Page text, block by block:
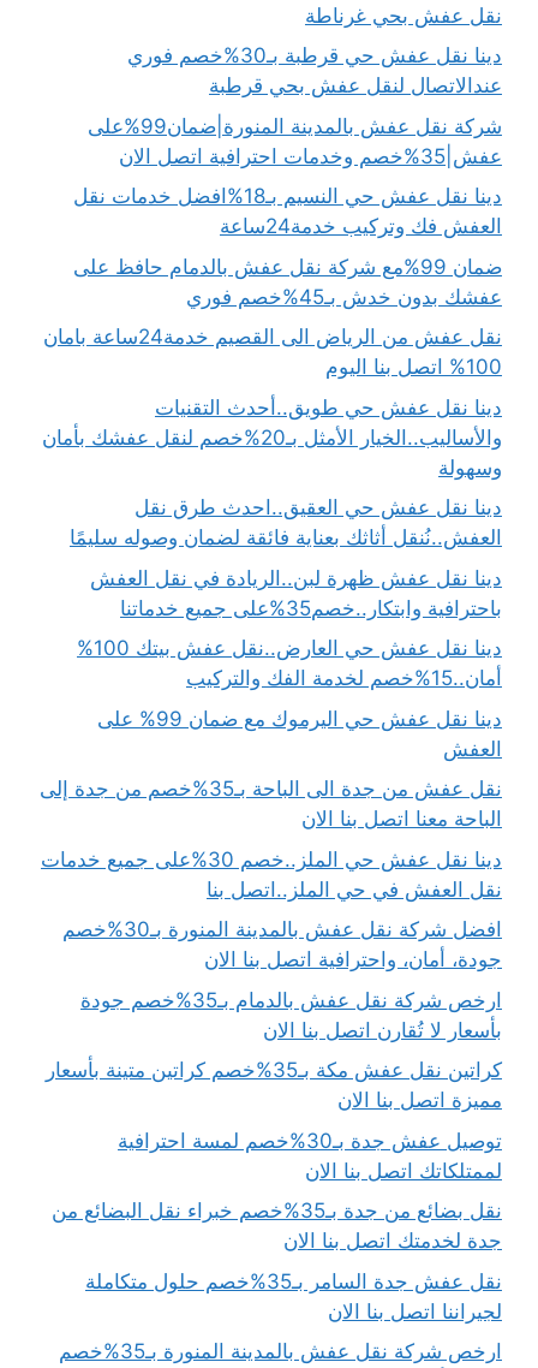
نقل عفش بحي غرناطة
دينا نقل عفش حي قرطبة بـ30%خصم فوري
عندالاتصال لنقل عفش بحي قرطبة
شركة نقل عفش بالمدينة المنورة|ضمان99%على
عفش|35%خصم وخدمات احترافية اتصل الان
دينا نقل عفش حي النسيم بـ18%افضل خدمات نقل
العفش فك وتركيب خدمة24ساعة
ضمان 99%مع شركة نقل عفش بالدمام حافظ على
عفشك بدون خدش بـ45%خصم فوري
نقل عفش من الرياض الى القصيم خدمة24ساعة بامان
100% اتصل بنا اليوم
دينا نقل عفش حي طويق..أحدث التقنيات
والأساليب..الخيار الأمثل بـ20%خصم لنقل عفشك بأمان
وسهولة
دينا نقل عفش حي العقيق..احدث طرق نقل
العفش..نُنقل أثاثك بعناية فائقة لضمان وصوله سليمًا
دينا نقل عفش ظهرة لبن..الريادة في نقل العفش
باحترافية وابتكار..خصم35%على جميع خدماتنا
دينا نقل عفش حي العارض..نقل عفش بيتك 100%
أمان..15%خصم لخدمة الفك والتركيب
دينا نقل عفش حي اليرموك مع ضمان 99% على
العفش
نقل عفش من جدة الى الباحة بـ35%خصم من جدة إلى
الباحة معنا اتصل بنا الان
دينا نقل عفش حي الملز..خصم 30%على جميع خدمات
نقل العفش في حي الملز..اتصل بنا
افضل شركة نقل عفش بالمدينة المنورة بـ30%خصم
جودة، أمان، واحترافية اتصل بنا الان
ارخص شركة نقل عفش بالدمام بـ35%خصم جودة
بأسعار لا تُقارن اتصل بنا الان
كراتين نقل عفش مكة بـ35%خصم كراتين متينة بأسعار
مميزة اتصل بنا الان
توصيل عفش جدة بـ30%خصم لمسة احترافية
لممتلكاتك اتصل بنا الان
نقل بضائع من جدة بـ35%خصم خبراء نقل البضائع من
جدة لخدمتك اتصل بنا الان
نقل عفش جدة السامر بـ35%خصم حلول متكاملة
لجيراننا اتصل بنا الان
ارخص شركة نقل عفش بالمدينة المنورة بـ35%خصم